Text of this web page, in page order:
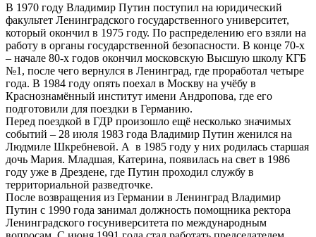
В 1970 году Владимир Путин поступил на юридический
факультет Ленинградского государственного университет,
который окончил в 1975 году. По распределению его взяли на
работу в органы государственной безопасности. В конце 70-х
– начале 80-х годов окончил московскую Высшую школу КГБ
№1, после чего вернулся в Ленинград, где проработал четыре
года. В 1984 году опять поехал в Москву на учёбу в
Краснознамённый институт имени Андропова, где его
подготовили для поездки в Германию.
Перед поездкой в ГДР произошло ещё несколько значимых
событий – 28 июля 1983 года Владимир Путин женился на
Людмиле Шкребневой. А в 1985 году у них родилась старшая
дочь Мария. Младшая, Катерина, появилась на свет в 1986
году уже в Дрездене, где Путин проходил службу в
территориальной разведточке.
После возвращения из Германии в Ленинград Владимир
Путин с 1990 года занимал должность помощника ректора
Ленинградского госуниверситета по международным